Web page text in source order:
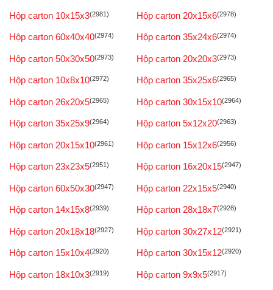
Hộp carton 10x15x3(2981) Hộp carton 20x15x6(2978)
Hộp carton 60x40x40(2974) Hộp carton 35x24x6(2974)
Hộp carton 50x30x50(2973) Hộp carton 20x20x3(2973)
Hộp carton 10x8x10(2972) Hộp carton 35x25x6(2965)
Hộp carton 26x20x5(2965) Hộp carton 30x15x10(2964)
Hộp carton 35x25x9(2964) Hộp carton 5x12x20(2963)
Hộp carton 20x15x10(2961) Hộp carton 15x12x6(2956)
Hộp carton 23x23x5(2951) Hộp carton 16x20x15(2947)
Hộp carton 60x50x30(2947) Hộp carton 22x15x5(2940)
Hộp carton 14x15x8(2939) Hộp carton 28x18x7(2928)
Hộp carton 20x18x18(2927) Hộp carton 30x27x12(2921)
Hộp carton 15x10x4(2920) Hộp carton 30x15x12(2920)
Hộp carton 18x10x3(2919) Hộp carton 9x9x5(2917)